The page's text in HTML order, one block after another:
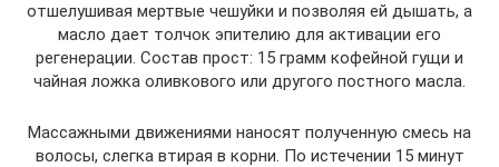
отшелушивая мертвые чешуйки и позволяя ей дышать, а
масло дает толчок эпителию для активации его
регенерации. Состав прост: 15 грамм кофейной гущи и
чайная ложка оливкового или другого постного масла.
Массажными движениями наносят полученную смесь на
волосы, слегка втирая в корни. По истечении 15 минут